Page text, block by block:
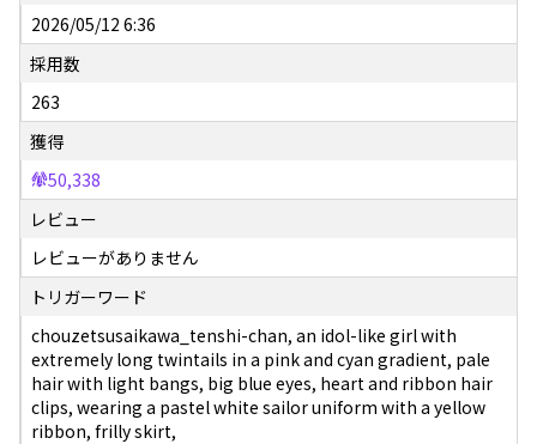
2026/05/12 6:36
採用数
263
獲得
50,338
レビュー
レビューがありません
トリガーワード
chouzetsusaikawa_tenshi-chan, an idol-like girl with
extremely long twintails in a pink and cyan gradient, pale
hair with light bangs, big blue eyes, heart and ribbon hair
clips, wearing a pastel white sailor uniform with a yellow
ribbon, frilly skirt,